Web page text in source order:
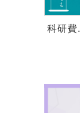
科研費